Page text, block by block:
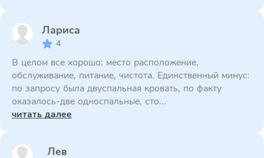
Лариса
4
В целом все хорошо: место расположение,
обслуживание, питание, чистота. Единственный минус:
по запросу была двуспальная кровать, по факту
оказалось-две односпальные, сто...
читать далее
Лев